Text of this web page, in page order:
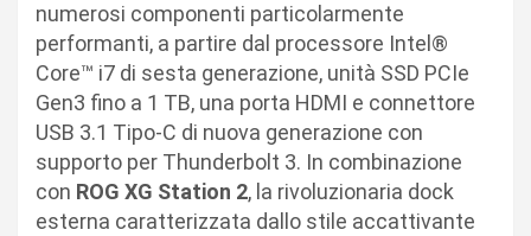
numerosi componenti particolarmente
performanti, a partire dal processore Intel®
Core™ i7 di sesta generazione, unità SSD PCIe
Gen3 fino a 1 TB, una porta HDMI e connettore
USB 3.1 Tipo-C di nuova generazione con
supporto per Thunderbolt 3. In combinazione
con ROG XG Station 2, la rivoluzionaria dock
esterna caratterizzata dallo stile accattivante